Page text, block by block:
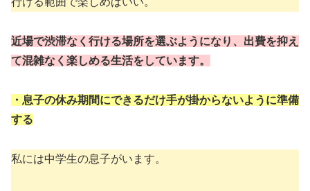
近場で渋滞なく行ける場所を選ぶようになり、出費を抑え
て混雑なく楽しめる生活をしています。
・息子の休み期間にできるだけ手が掛からないように準備
する
私には中学生の息子がいます。